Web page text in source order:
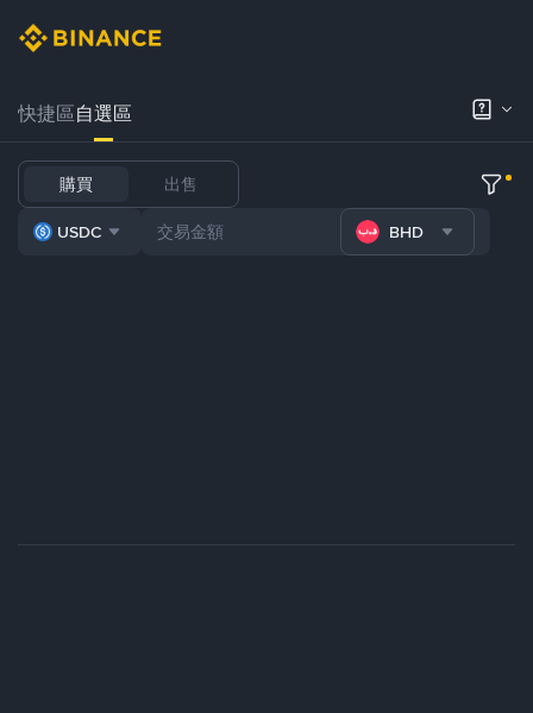
快捷區自選區
購買 出售
USDC BHD